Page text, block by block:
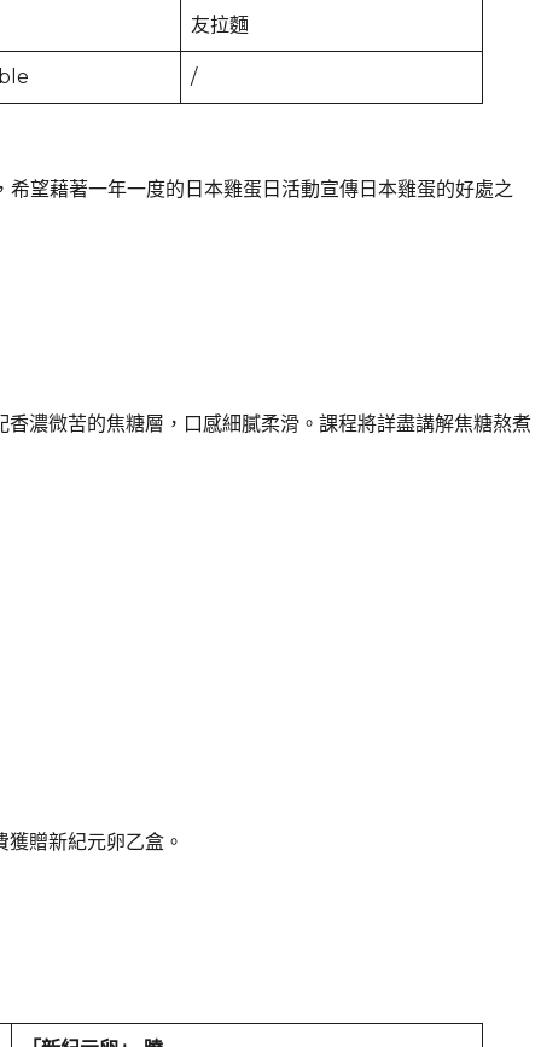
友拉麵
/
望藉著一年一度的日本雞蛋日活動宣傳日本雞蛋的好處之
濃微苦的焦糖層，口感細膩柔滑。課程將詳盡講解焦糖熬煮
贈新紀元卵乙盒。